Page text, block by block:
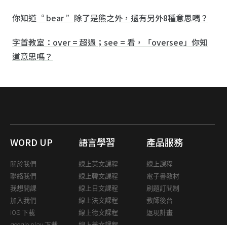
你知道“ bear ”除了是熊之外，還有另外8種意思嗎？
字首教室：over = 超過；see = 看，「oversee」你知
道意思嗎？
WORD UP
關於我們
聯絡我們
我想開課
加入我們
iOS 下載
語言學習
線上英文課程
線上韓文課程
線上日文課程
線上法文課程
線上德文課程
產品服務
線上課程
電子書教材
刷題訂閱制
教師後台
返現計畫